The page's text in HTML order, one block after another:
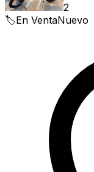
2
🏷️En VentaNuevo